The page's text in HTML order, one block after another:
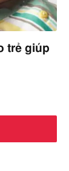
trẻ giúp